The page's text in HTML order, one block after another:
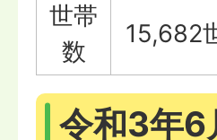
世帯
数
15,682
令和3年6